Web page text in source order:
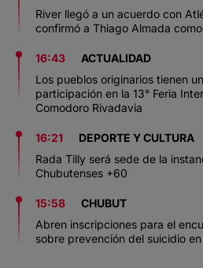
River llegó a un acuerdo con
confirmó a Thiago Almada
16:43
ACTUALIDAD
Los pueblos originarios tienen
participación en la 13° Feria
Comodoro Rivadavia
16:21
DEPORTE Y CULTURA
Rada Tilly será sede de la
Chubutenses +60
15:58
CHUBUT
Abren inscripciones para el
sobre prevención del suicidio